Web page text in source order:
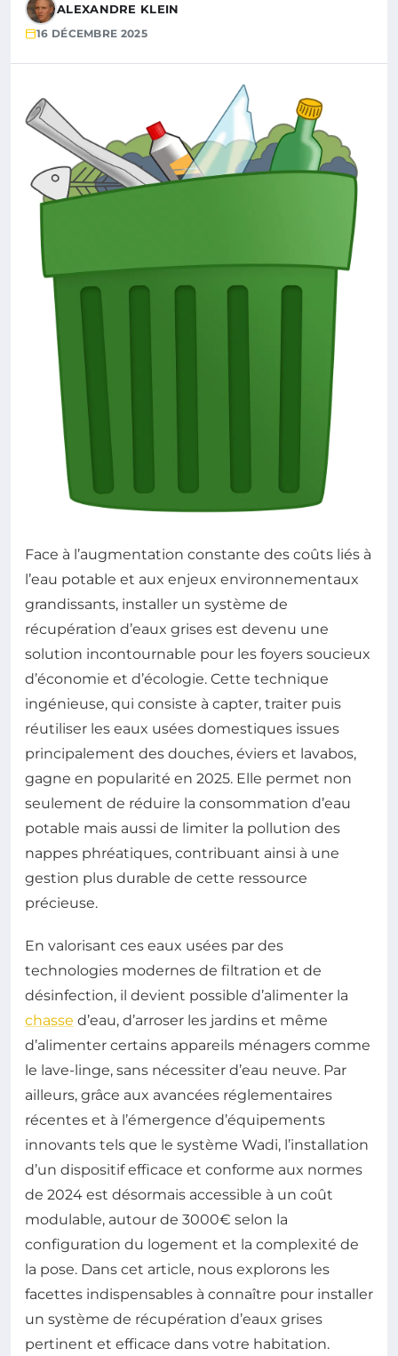
ALEXANDRE KLEIN
16 DÉCEMBRE 2025
Face à l’augmentation constante des coûts liés à
l’eau potable et aux enjeux environnementaux
grandissants, installer un système de
récupération d’eaux grises est devenu une
solution incontournable pour les foyers soucieux
d’économie et d’écologie. Cette technique
ingénieuse, qui consiste à capter, traiter puis
réutiliser les eaux usées domestiques issues
principalement des douches, éviers et lavabos,
gagne en popularité en 2025. Elle permet non
seulement de réduire la consommation d’eau
potable mais aussi de limiter la pollution des
nappes phréatiques, contribuant ainsi à une
gestion plus durable de cette ressource
précieuse.
En valorisant ces eaux usées par des
technologies modernes de filtration et de
désinfection, il devient possible d’alimenter la
chasse d’eau, d’arroser les jardins et même
d’alimenter certains appareils ménagers comme
le lave-linge, sans nécessiter d’eau neuve. Par
ailleurs, grâce aux avancées réglementaires
récentes et à l’émergence d’équipements
innovants tels que le système Wadi, l’installation
d’un dispositif efficace et conforme aux normes
de 2024 est désormais accessible à un coût
modulable, autour de 3000€ selon la
configuration du logement et la complexité de
la pose. Dans cet article, nous explorons les
facettes indispensables à connaître pour installer
un système de récupération d’eaux grises
pertinent et efficace dans votre habitation.